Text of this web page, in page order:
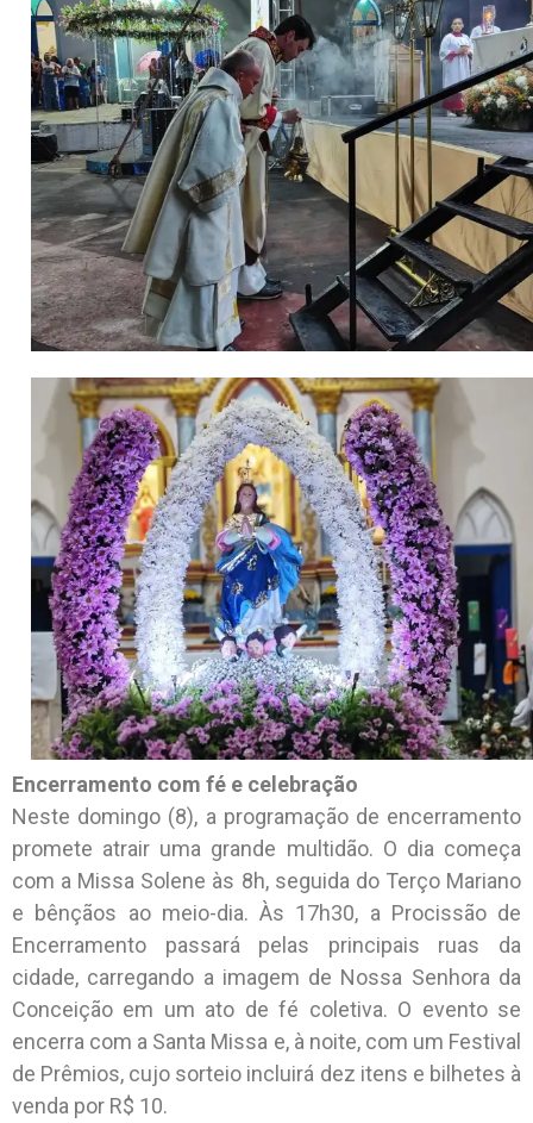
Encerramento com fé e celebração
Neste domingo (8), a programação de encerramento
promete atrair uma grande multidão. O dia começa
com a Missa Solene às 8h, seguida do Terço Mariano
e bênçãos ao meio-dia. Às 17h30, a Procissão de
Encerramento passará pelas principais ruas da
cidade, carregando a imagem de Nossa Senhora da
Conceição em um ato de fé coletiva. O evento se
encerra com a Santa Missa e, à noite, com um Festival
de Prêmios, cujo sorteio incluirá dez itens e bilhetes à
venda por R$ 10.